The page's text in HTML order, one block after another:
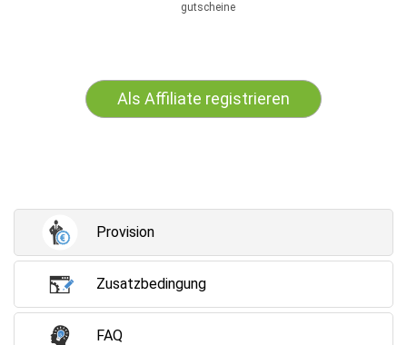
gutscheine
Als Affiliate registrieren
Provision
Zusatzbedingung
FAQ